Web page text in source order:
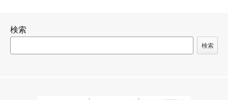
ゲ
検索
検索